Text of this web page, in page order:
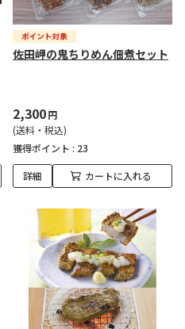
佐田岬の鬼ちりめん佃煮セット
2,300円
(送料・税込)
獲得ポイント : 23
詳細 カートに入れる